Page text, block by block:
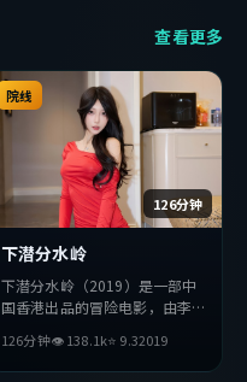
查看更多
126分钟
院线
下潜分水岭
下潜分水岭（2019）是一部中
国香港出品的冒险电影，由李沧
珀、金高银等主演。影片在叙事
与视听上力求突破，探讨人性与
126分钟👁138.1k⭐ 9.32019